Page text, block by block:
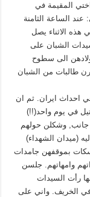
المقيمة في
الساعة الثامنة
هذه الاثناء يصل
الشبان على
الى سطوح
طالبات من الشبان
احداث ايران. ثم ان
التي ذهب ضحيتها 12 الف قتيل في يوم واحد(!!)
جانب, وشكلن حولهم
(ميدان الشهداء)
بموقفهن جامدات
وامهاتهم. جلسن
رأت السيدات
الخريف. واني على